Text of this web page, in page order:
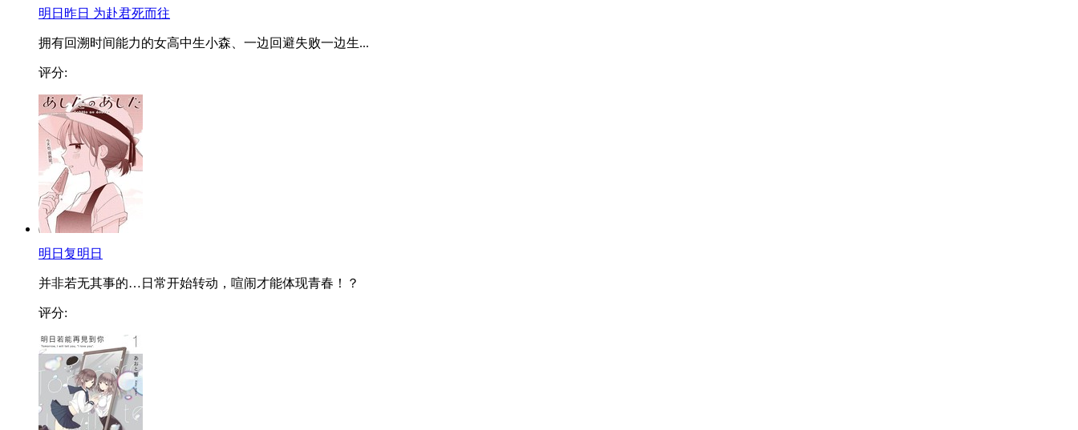
明日昨日 为赴君死而往
拥有回溯时间能力的女高中生小森、一边回避失败一边生...
评分:
明日复明日
并非若无其事的…日常开始转动，喧闹才能体现青春！？
评分: